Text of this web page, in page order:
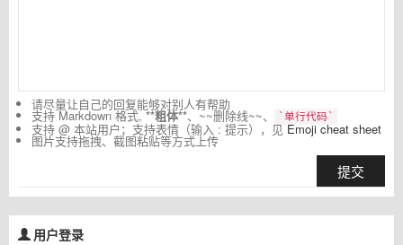
请尽量让自己的回复能够对别人有帮助
支持 Markdown 格式,**粗体**、~~删除线~~、 `单行代码`
支持 @ 本站用户；支持表情（输入 : 提示），见 Emoji cheat sheet
图片支持拖拽、截图粘贴等方式上传
提交
用户登录